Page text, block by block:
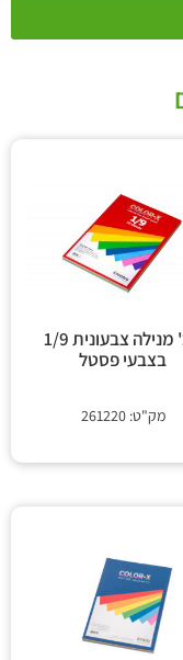
חב' מנילה צבעונית 1/9
בצבעי פסטל
מק"ט: 261220